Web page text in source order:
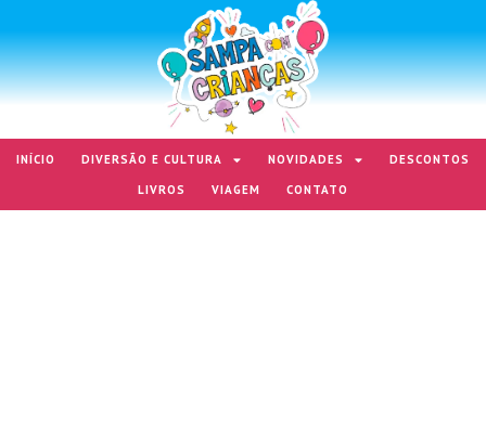
INÍCIO DIVERSÃO E CULTURA NOVIDADES
DESCONTOS
LIVROS
VIAGEM CONTATO